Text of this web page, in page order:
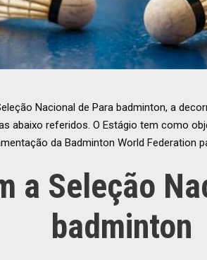
Nacional de Para badminton, a
abaixo referidos. O Estágio tem como
da Badminton World Federation
a Seleção
badminton